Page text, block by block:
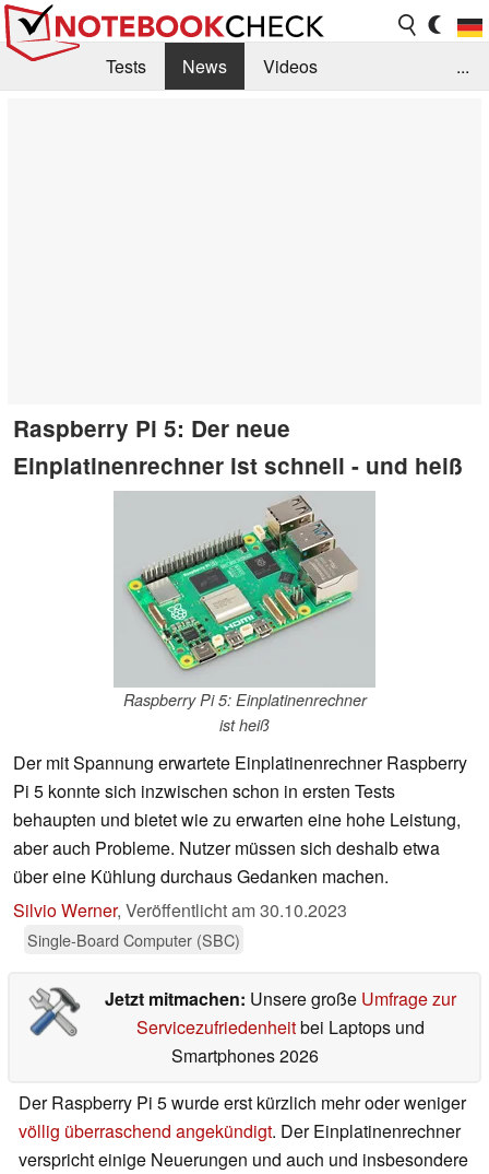
Tests News
Videos
...
Raspberry Pi 5: Der neue
Einplatinenrechner ist schnell - und heiß
Raspberry Pi 5: Einplatinenrechner
ist heiß
Der mit Spannung erwartete Einplatinenrechner Raspberry
Pi 5 konnte sich inzwischen schon in ersten Tests
behaupten und bietet wie zu erwarten eine hohe Leistung,
aber auch Probleme. Nutzer müssen sich deshalb etwa
über eine Kühlung durchaus Gedanken machen.
Silvio Werner, Veröffentlicht am30.10.2023
Single-Board Computer (SBC)
Jetzt mitmachen: Unsere große Umfrage zur
Servicezufriedenheitbei Laptops und
Smartphones 2026
Der Raspberry Pi 5 wurde erst kürzlich mehr oder weniger
völlig überraschend angekündigt. Der Einplatinenrechner
verspricht einige Neuerungen und auch und insbesondere